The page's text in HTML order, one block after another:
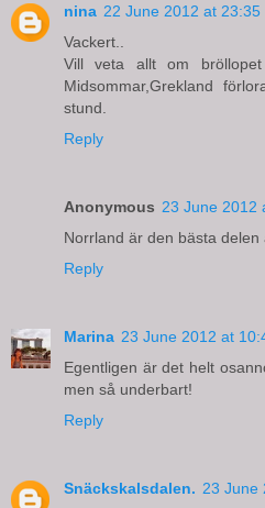
nina 22 June 2012 at 23:35
Vackert..
Vill veta allt om
Midsommar,Grekland
stund.
Reply
Anonymous 23 June 2012
Norrland är den bästa delen
Reply
Marina 23 June 2012 at
Egentligen är det helt
men så underbart!
Reply
Snäckskalsdalen. 23 June